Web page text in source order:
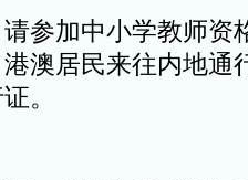
请参加中小学教师
澳居民来往内地通
。